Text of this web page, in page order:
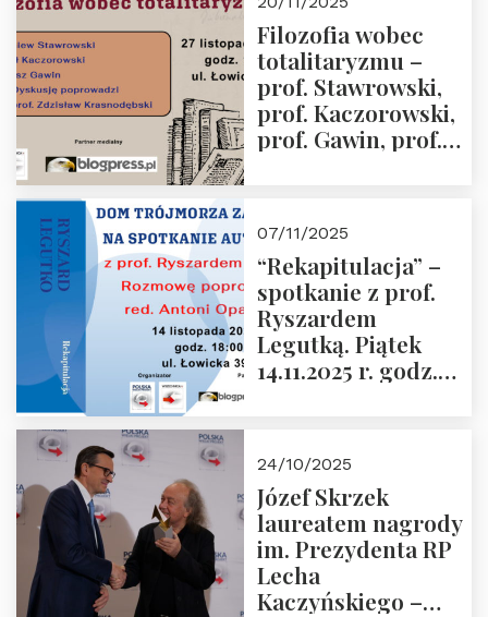
Przemysław
Sobolewski – 4
grudnia 2025 r.
godz. 18:00.
Filozofia wobec
totalitaryzmu –
prof. Stawrowski,
prof. Kaczorowski,
prof. Gawin, prof.
07/11/2025
“Rekapitulacja” –
spotkanie z prof.
Ryszardem
Legutką. Piątek
14.11.2025 r. godz.
24/10/2025
Józef Skrzek
laureatem nagrody
im. Prezydenta RP
Lecha
Kaczyńskiego –